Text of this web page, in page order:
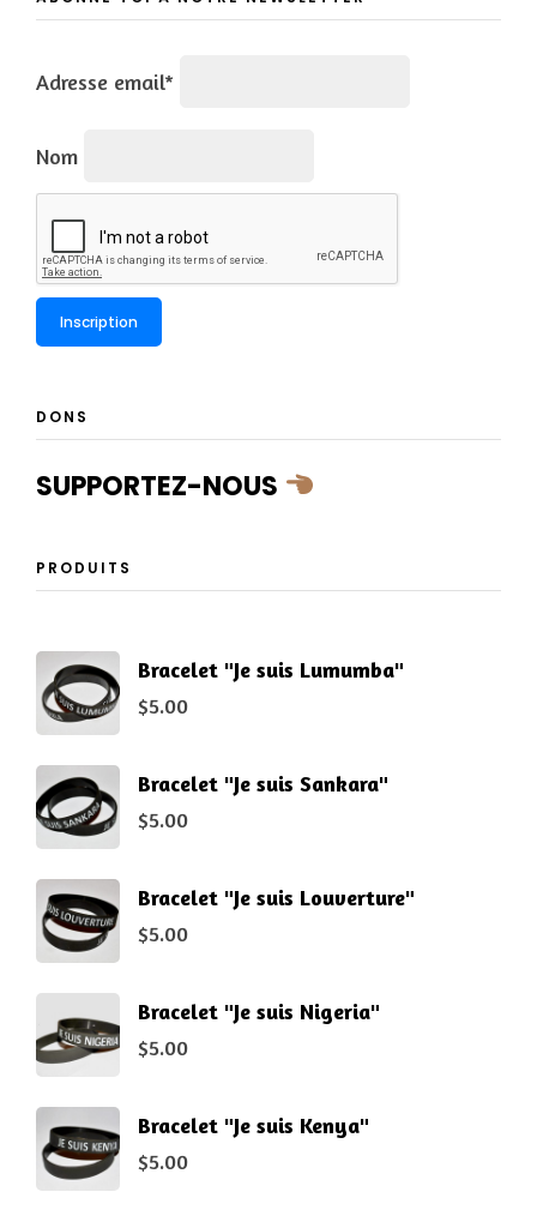
Adresse email*
Nom
DONS
SUPPORTEZ-NOUS
PRODUITS
Bracelet "Je suis Lumumba"
$5.00
Bracelet "Je suis Sankara"
$5.00
Bracelet "Je suis Louverture"
$5.00
Bracelet "Je suis Nigeria"
$5.00
Bracelet "Je suis Kenya"
$5.00